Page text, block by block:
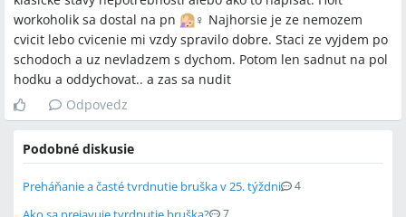
workoholik sa dostal na pn
‍♀️ Najhorsie je ze nemozem
cvicit lebo cvicenie mi vzdy spravilo dobre. Staci ze vyjdem po
schodoch a uz nevladzem s dychom. Potom len sadnut na pol
hodku a oddychovat.. a zas sa nudit
Odpovedz
Podobné diskusie
Preháňanie a časté tvrdnutie bruška v 25. týždni 4